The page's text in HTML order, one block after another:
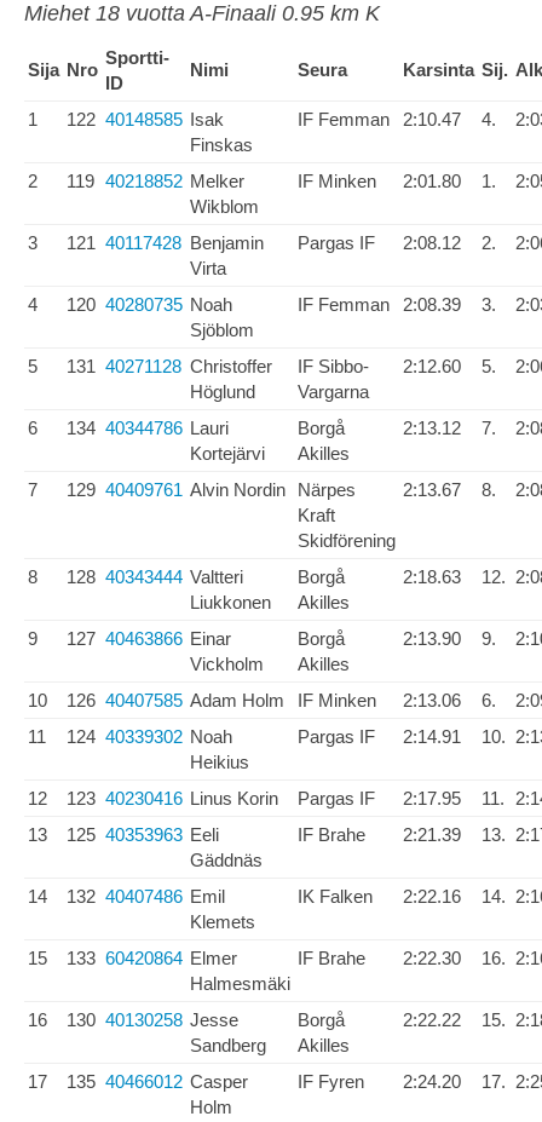
Miehet 18 vuotta A-Finaali 0.95 km K
Sija Nro
Sportti-
ID
Nimi Seura Karsinta Sij.
1 122 40148585 Isak
Finskas
IF Femman 2:10.47 4.
2 119 40218852 Melker
Wikblom
IF Minken 2:01.80 1.
3 121 40117428 Benjamin
Virta
Pargas IF 2:08.12 2.
4 120 40280735 Noah
Sjöblom
IF Femman 2:08.39 3.
5 131 40271128 Christoffer
Höglund
IF Sibbo-
Vargarna
2:12.60 5.
6 134 40344786 Lauri
Kortejärvi
Borgå
Akilles
2:13.12 7.
7 129 40409761 Alvin Nordin
Närpes
Kraft
Skidförening
2:13.67 8.
8 128 40343444 Valtteri
Liukkonen
Borgå
Akilles
2:18.63 12.
9 127 40463866 Einar
Vickholm
Borgå
Akilles
2:13.90 9.
10 126 40407585 Adam Holm IF Minken 2:13.06 6.
11
124 40339302 Noah
Heikius
Pargas IF 2:14.91 10.
12 123 40230416 Linus Korin Pargas IF 2:17.95 11.
13
125 40353963 Eeli
Gäddnäs
IF Brahe 2:21.39 13.
14 132 40407486 Emil
Klemets
IK Falken 2:22.16 14.
15 133 60420864 Elmer
Halmesmäki
IF Brahe 2:22.30 16.
16 130 40130258 Jesse
Sandberg
Borgå
Akilles
2:22.22 15.
17 135 40466012 Casper
Holm
IF Fyren 2:24.20 17.